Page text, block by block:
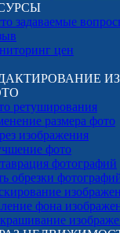
задаваемые
цен
ретуширования
размера фото
изображения
фото
фотографий
обрезки
фона